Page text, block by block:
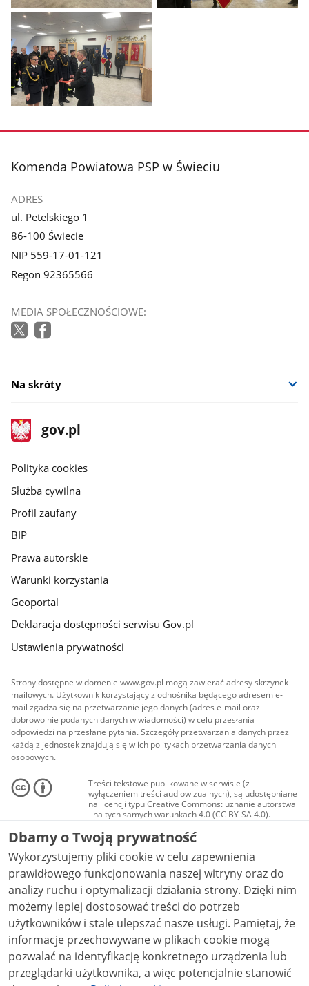
Pokaż
zdjęcie
1
z
galerii.
zdjęcie
galerii.
stopka
Komenda Powiatowa PSP w Świeciu
ADRES
ul. Petelskiego 1
86-100 Świecie
NIP 559-17-01-121
Regon 92365566
MEDIA SPOŁECZNOŚCIOWE:
Na skróty
stopka
gov.pl
Strona
gov.pl
gov.pl
Polityka cookies
Służba cywilna
Profil zaufany
BIP
Prawa autorskie
Warunki korzystania
Geoportal
Deklaracja dostępności serwisu Gov.pl
Ustawienia prywatności
Strony dostępne w domenie www.gov.pl mogą zawierać adresy skrzynek
mailowych. Użytkownik korzystający z odnośnika będącego adresem e-
mail zgadza się na przetwarzanie jego danych (adres e-mail oraz
dobrowolnie podanych danych w wiadomości) w celu przesłania
odpowiedzi na przesłane pytania. Szczegóły przetwarzania danych przez
każdą z jednostek znajdują się w ich politykach przetwarzania danych
osobowych.
Treści tekstowe publikowane w serwisie (z
wyłączeniem treści audiowizualnych), są udostępniane
na licencji typu Creative Commons: uznanie autorstwa
- na tych samych warunkach 4.0 (CC BY-SA 4.0).
Materiały audiowizualne, w tym zdjęcia, materiały
audio i wideo, są udostępniane na licencji typu
Creative Commons: uznanie autorstwa użycie
niekomercyjne - bez utworów zależnych 4.0 (CC BY-
NC-ND 4.0), o ile nie jest to stwierdzone inaczej.
Dbamy o Twoją prywatność
Wykorzystujemy pliki cookie w celu zapewnienia
prawidłowego funkcjonowania naszej witryny oraz do
analizy ruchu i optymalizacji działania strony. Dzięki nim
możemy lepiej dostosować treści do potrzeb
użytkowników i stale ulepszać nasze usługi. Pamiętaj, że
informacje przechowywane w plikach cookie mogą
pozwalać na identyfikację konkretnego urządzenia lub
przeglądarki użytkownika, a więc potencjalnie stanowić